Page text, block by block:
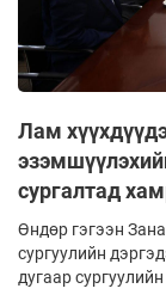
Лам
сургалтад
Өндөр гэгээн
сургуулийн
дугаар